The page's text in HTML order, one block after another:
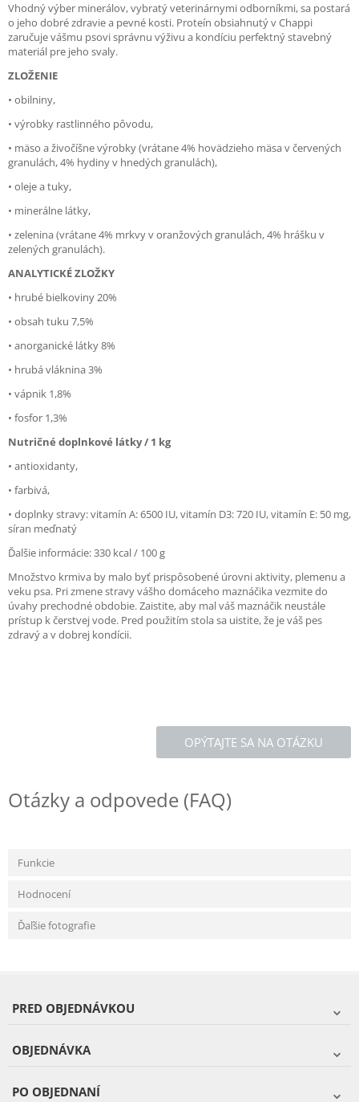
Vhodný výber minerálov, vybratý veterinárnymi odborníkmi, sa postará
o jeho dobré zdravie a pevné kosti. Proteín obsiahnutý v Chappi
zaručuje vášmu psovi správnu výživu a kondíciu perfektný stavebný
materiál pre jeho svaly.
ZLOŽENIE
• obilniny,
• výrobky rastlinného pôvodu,
• mäso a živočíšne výrobky (vrátane 4% hovädzieho mäsa v červených
granulách, 4% hydiny v hnedých granulách),
• oleje a tuky,
• minerálne látky,
• zelenina (vrátane 4% mrkvy v oranžových granulách, 4% hrášku v
zelených granulách).
ANALYTICKÉ ZLOŽKY
• hrubé bielkoviny 20%
• obsah tuku 7,5%
• anorganické látky 8%
• hrubá vláknina 3%
• vápnik 1,8%
• fosfor 1,3%
Nutričné doplnkové látky / 1 kg
• antioxidanty,
• farbivá,
• doplnky stravy: vitamín A: 6500 IU, vitamín D3: 720 IU, vitamín E: 50 mg,
síran meďnatý
Ďalšie informácie: 330 kcal / 100 g
Množstvo krmiva by malo byť prispôsobené úrovni aktivity, plemenu a
veku psa. Pri zmene stravy vášho domáceho maznáčika vezmite do
úvahy prechodné obdobie. Zaistite, aby mal váš maznáčik neustále
prístup k čerstvej vode. Pred použitím stola sa uistite, že je váš pes
zdravý a v dobrej kondícii.
OPÝTAJTE SA NA OTÁZKU
Otázky a odpovede (FAQ)
Funkcie
Hodnocení
Ďaľšie fotografie
PRED OBJEDNÁVKOU
OBJEDNÁVKA
PO OBJEDNANÍ